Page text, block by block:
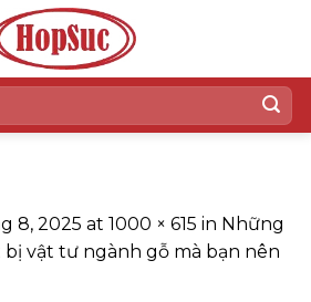
8, 2025 at 1000 × 615 in Những
bị vật tư ngành gỗ mà bạn nên